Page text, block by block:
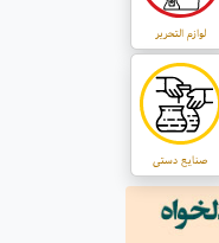
لوازم التحریر
صنایع دستی